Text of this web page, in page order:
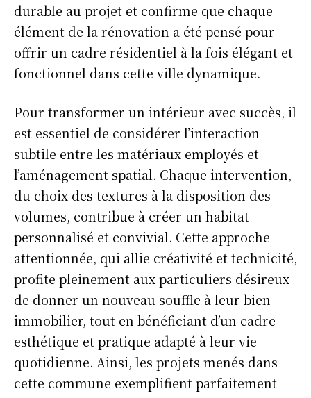
durable au projet et confirme que chaque
élément de la rénovation a été pensé pour
offrir un cadre résidentiel à la fois élégant et
fonctionnel dans cette ville dynamique.
Pour transformer un intérieur avec succès, il
est essentiel de considérer l’interaction
subtile entre les matériaux employés et
l’aménagement spatial. Chaque intervention,
du choix des textures à la disposition des
volumes, contribue à créer un habitat
personnalisé et convivial. Cette approche
attentionnée, qui allie créativité et technicité,
profite pleinement aux particuliers désireux
de donner un nouveau souffle à leur bien
immobilier, tout en bénéficiant d’un cadre
esthétique et pratique adapté à leur vie
quotidienne. Ainsi, les projets menés dans
cette commune exemplifient parfaitement